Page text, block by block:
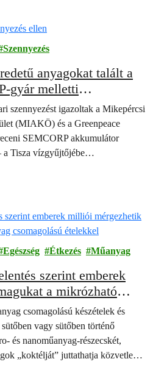
Szennyezés
anyagokat talált a
gyár melletti
és a Greenpeace
szennyezést igazoltak a Mikepércsi
(MIAKÖ) és a Greenpeace
SEMCORP akkumulátor
a Tisza vízgyűjtőjébe…
Egészség Étkezés Műanyag
szerint emberek
a mikrózható
ételekkel
csomagolású készételek és
vagy sütőben történő
és nanoműanyag-részecskét,
„koktélját” juttathatja közvetlenül